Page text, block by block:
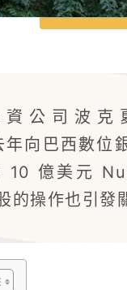
公司波克
向巴西數位
10 億美元
的操作也引發